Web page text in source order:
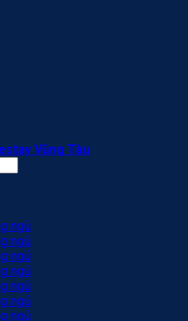
Vũng Tàu
ngủ
ngủ
ngủ
ngủ
ngủ
ngủ
ngủ